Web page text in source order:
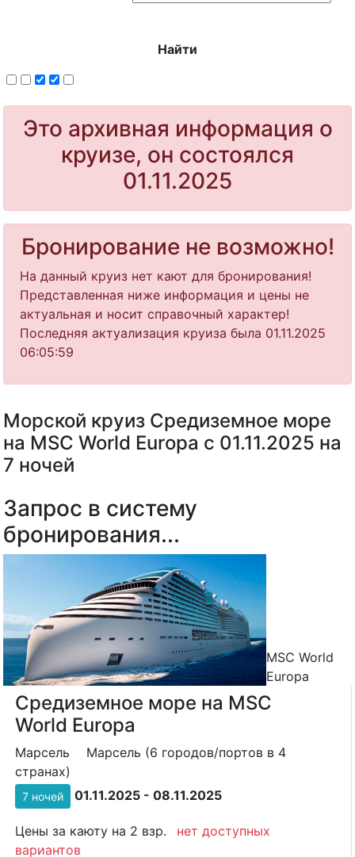
Найти
Это архивная информация о
круизе, он состоялся
01.11.2025
Бронирование не возможно!
На данный круиз нет кают для бронирования!
Представленная ниже информация и цены не
актуальная и носит справочный характер!
Последняя актуализация круиза была 01.11.2025
06:05:59
Морской круиз Средиземное море
на MSC World Europa с 01.11.2025 на
7 ночей
MSC World
Europa
Средиземное море на MSC
World Europa
Марсель
Марсель (6 городов/портов в 4
странах)
7 ночей 01.11.2025 - 08.11.2025
Цены за каюту на 2 взр.
нет доступных
вариантов
Запрос в систему
бронирования...